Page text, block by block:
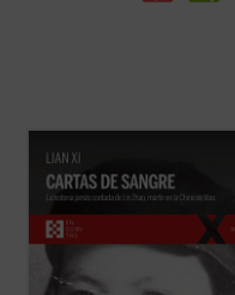
Zhao, una poeta y periodista china
arrestada por el régimen de Mao en 1960 y
ejecutada en la cúspide de la Revolución
dictadura maoísta, mantuvo una ...
(ver
ficha)